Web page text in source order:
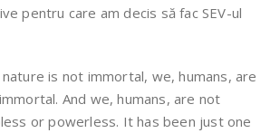
pentru care am decis să fac SEV-ul
is not immortal, we, humans, are
And we, humans, are not
or powerless. It has been just one